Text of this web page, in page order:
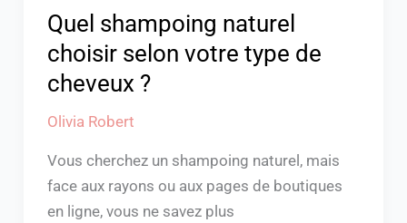
Quel shampoing naturel
choisir selon votre type de
cheveux ?
Olivia Robert
Vous cherchez un shampoing naturel, mais
face aux rayons ou aux pages de boutiques
en ligne, vous ne savez plus